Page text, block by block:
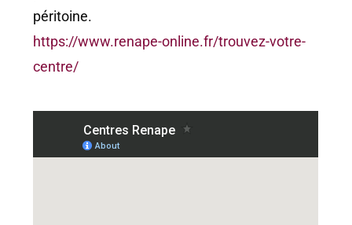
péritoine.
https://www.renape-online.fr/trouvez-votre-
centre/